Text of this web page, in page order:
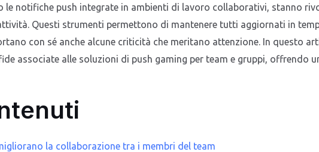
le notifiche push integrate in ambienti di lavoro collaborativi, stanno
Questi strumenti permettono di mantenere tutti aggiornati in
con sé anche alcune criticità che meritano attenzione. In questo
associate alle soluzioni di push gaming per team e gruppi, offrendo
la collaborazione tra i membri del team